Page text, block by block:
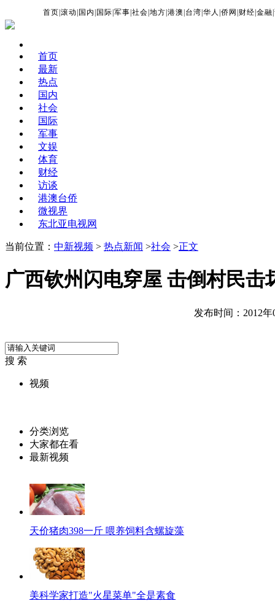
首页 |滚动 国内 国际 |军事 |社会 |地方 |港澳 台湾 |华人 |侨网 财经 |金融 |
首页
最新
热点
国内
社会
国际
军事
文娱
体育
财经
访谈
港澳台侨
微视界
东北亚电视网
当前位置： 中新视频 > 热点新闻 >社会 >正文
广西钦州闪电穿屋 击倒村民击
发布时间：2012年
搜 索
视频
分类浏览
大家都在看
最新视频
天价猪肉398一斤 喂养饲料含螺旋藻
美科学家打造"火星菜单"全是素食